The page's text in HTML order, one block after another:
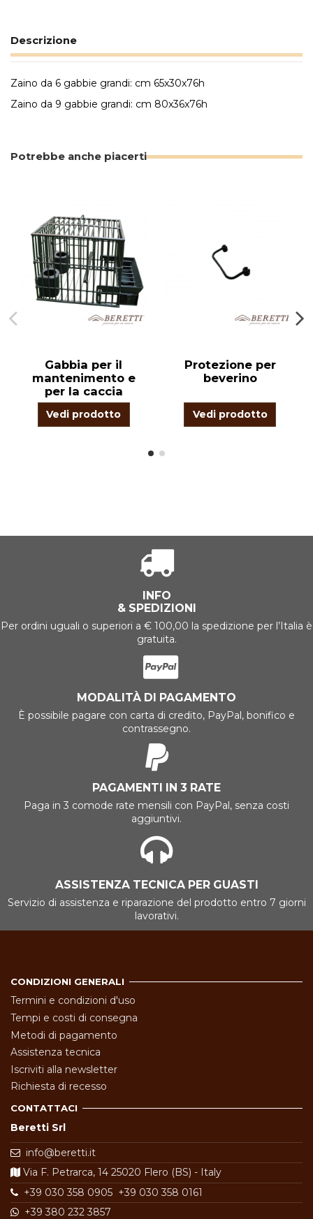
Descrizione
Zaino da 6 gabbie grandi: cm 65x30x76h
Zaino da 9 gabbie grandi: cm 80x36x76h
Potrebbe anche piacerti
Gabbia per il
mantenimento e
per la caccia
Vedi prodotto
Protezione per
beverino
Vedi prodotto
INFO
& SPEDIZIONI
Per ordini uguali o superiori a € 100,00 la spedizione per l’Italia è
gratuita.
MODALITÀ DI PAGAMENTO
È possibile pagare con carta di credito, PayPal, bonifico e
contrassegno.
PAGAMENTI IN 3 RATE
Paga in 3 comode rate mensili con PayPal, senza costi
aggiuntivi.
ASSISTENZA TECNICA PER GUASTI
Servizio di assistenza e riparazione del prodotto entro 7 giorni
lavorativi.
CONDIZIONI GENERALI
Termini e condizioni d'uso
Tempi e costi di consegna
Metodi di pagamento
Assistenza tecnica
Iscriviti alla newsletter
Richiesta di recesso
CONTATTACI
Beretti Srl
info@beretti.it
Via F. Petrarca, 14 25020 Flero (BS) - Italy
+39 030 358 0905 +39 030 358 0161
+39 380 232 3857